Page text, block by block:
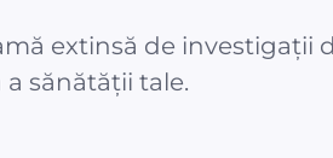
extinsă de
sănătății tale.